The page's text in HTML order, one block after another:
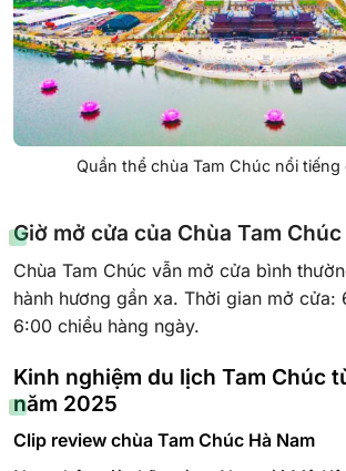
Quần thể chùa Tam Chúc nổi tiếng
Giờ mở cửa của Chùa Tam Chúc
Chùa Tam Chúc vẫn mở cửa bình
hành hương gần xa. Thời gian mở cửa:
6:00 chiều hàng ngày.
Kinh nghiệm du lịch Tam Chúc
năm 2025
Clip review chùa Tam Chúc Hà Nam